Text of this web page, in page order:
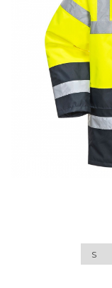
UNICA FOLOSINTA
VESTE